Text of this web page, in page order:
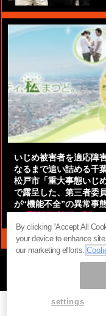
いじめ被害者を適応障
なるまで追い詰める千
松戸市「重大事態いじめ
で露呈した、第三者委
が“機能不全”の異常事
by 阿部泰尚『伝説の探偵』
ページ内の商標は全て
まぐまぐ！
By clicking “Accept All
your device to enhance
our marketing efforts.
settings